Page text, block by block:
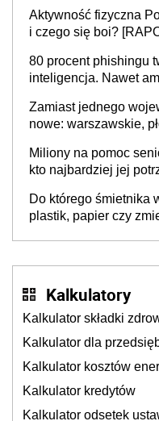
sprawy
Aktywność fizyczna
i czego się boi?
80 procent phishingu
inteligencja. Nawet
Zamiast jednego
nowe: warszawskie,
stołecznych
Miliony na pomoc
kto najbardziej jej
Do którego śmietnika
plastik, papier czy
Kalkulatory
Kalkulator składki
Kalkulator dla
Kalkulator kosztów
Kalkulator kredytów
Kalkulator odsetek